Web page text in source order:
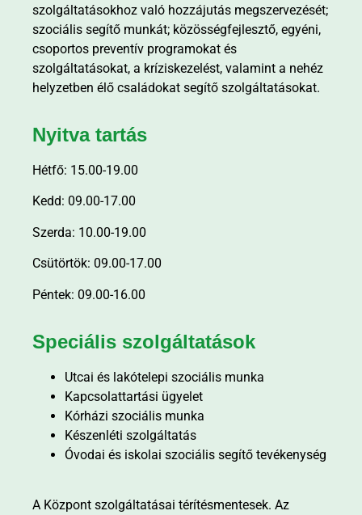
szolgáltatásokhoz való hozzájutás megszervezését;
szociális segítő munkát; közösségfejlesztő, egyéni,
csoportos preventív programokat és
szolgáltatásokat, a kríziskezelést, valamint a nehéz
helyzetben élő családokat segítő szolgáltatásokat.
Nyitva tartás
Hétfő: 15.00-19.00
Kedd: 09.00-17.00
Szerda: 10.00-19.00
Csütörtök: 09.00-17.00
Péntek: 09.00-16.00
Speciális szolgáltatások
Utcai és lakótelepi szociális munka
Kapcsolattartási ügyelet
Kórházi szociális munka
Készenléti szolgáltatás
Óvodai és iskolai szociális segítő tevékenység
A Központ szolgáltatásai térítésmentesek. Az